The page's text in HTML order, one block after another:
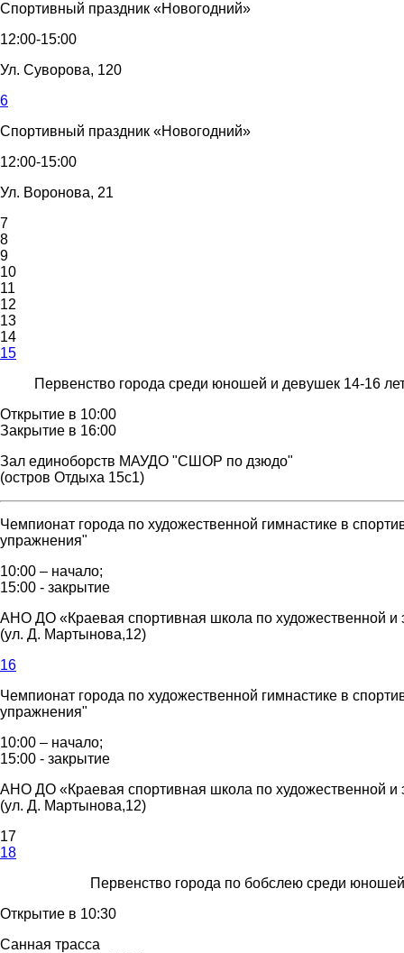
Спортивный праздник «Новогодний»
12:00-15:00
Ул. Суворова, 120
6
Спортивный праздник «Новогодний»
12:00-15:00
Ул. Воронова, 21
7
8
9
10
11
12
13
14
15
Первенство города среди юношей и девушек 14-16
Открытие в 10:00
Закрытие в 16:00
Зал единоборств МАУДО "СШОР по дзюдо"
(остров Отдыха 15с1)
Чемпионат города по художественной гимнастике в
упражнения"
10:00 – начало;
15:00 - закрытие
АНО ДО «Краевая спортивная школа по художественной и
(ул. Д. Мартынова,12)
16
Чемпионат города по художественной гимнастике в
упражнения"
10:00 – начало;
15:00 - закрытие
АНО ДО «Краевая спортивная школа по художественной и
(ул. Д. Мартынова,12)
17
18
Первенство города по бобслею среди
Открытие в 10:30
Санная трасса